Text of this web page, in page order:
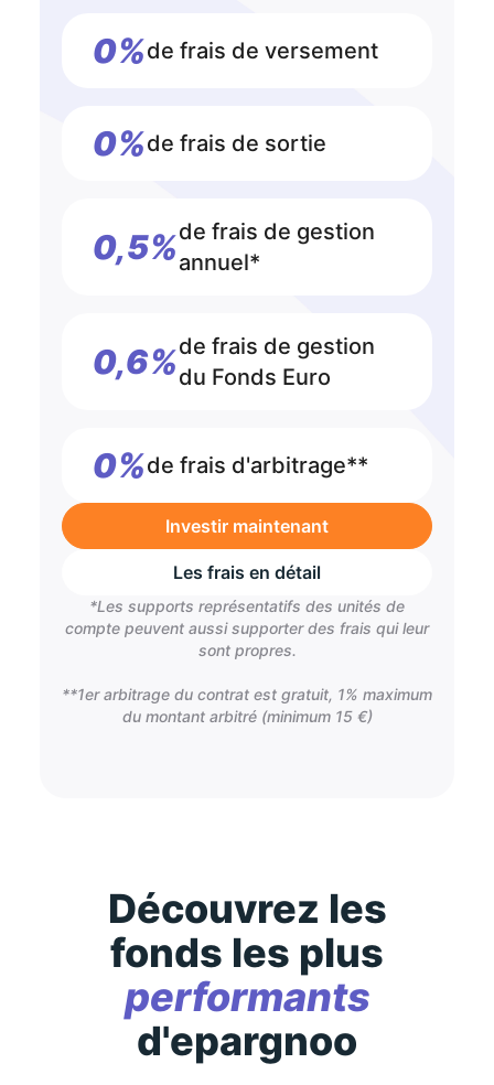
0%de frais de versement
0%de frais de sortie
0,5%de frais de gestion
annuel*
0,6%de frais de gestion
du Fonds Euro
0%de frais d'arbitrage**
Investir maintenant
Les frais en détail
*Les supports représentatifs des unités de
compte peuvent aussi supporter des frais qui leur
sont propres.
**1er arbitrage du contrat est gratuit, 1% maximum
du montant arbitré (minimum 15 €)
Découvrez les
fonds les plus
performants
d'epargnoo